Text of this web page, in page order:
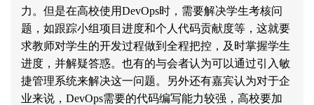
力。但是在高校使用DevOps时，需要解决学生考核问
题，如跟踪小组项目进度和个人代码贡献度等，这就要
求教师对学生的开发过程做到全程把控，及时掌握学生
进度，并解疑答惑。也有的与会者认为可以通过引入敏
捷管理系统来解决这一问题。另外还有嘉宾认为对于企
业来说， DevOps需要的代码编写能力较强，高校要加